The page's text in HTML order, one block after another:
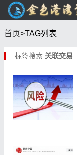
首页>TAG列表
标签搜索 关联交易